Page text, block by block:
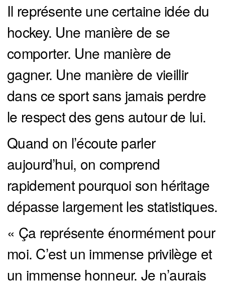
Il représente une certaine idée du
hockey. Une manière de se
comporter. Une manière de
gagner. Une manière de vieillir
dans ce sport sans jamais perdre
le respect des gens autour de lui.
Quand on l’écoute parler
aujourd’hui, on comprend
rapidement pourquoi son héritage
dépasse largement les statistiques.
« Ça représente énormément pour
moi. C’est un immense privilège et
un immense honneur. Je n’aurais